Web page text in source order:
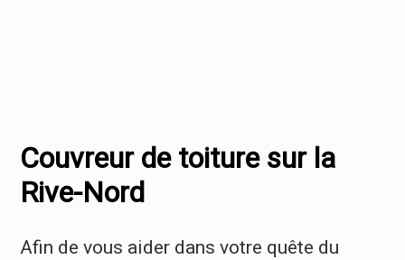
Couvreur de toiture sur la
Rive-Nord
Afin de vous aider dans votre quête du